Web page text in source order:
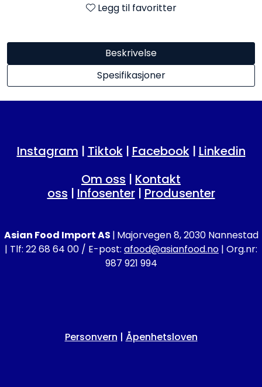
Legg til favoritter
Beskrivelse
Spesifikasjoner
Instagram | Tiktok| Facebook| Linkedin
Om oss | Kontakt
oss | Infosenter| Produsenter
Asian Food Import AS | Majorvegen 8, 2030 Nannestad
| Tlf: 22 68 64 00 / E-post: afood@asianfood.no | Org.nr:
987 921 994
Personvern | Åpenhetsloven